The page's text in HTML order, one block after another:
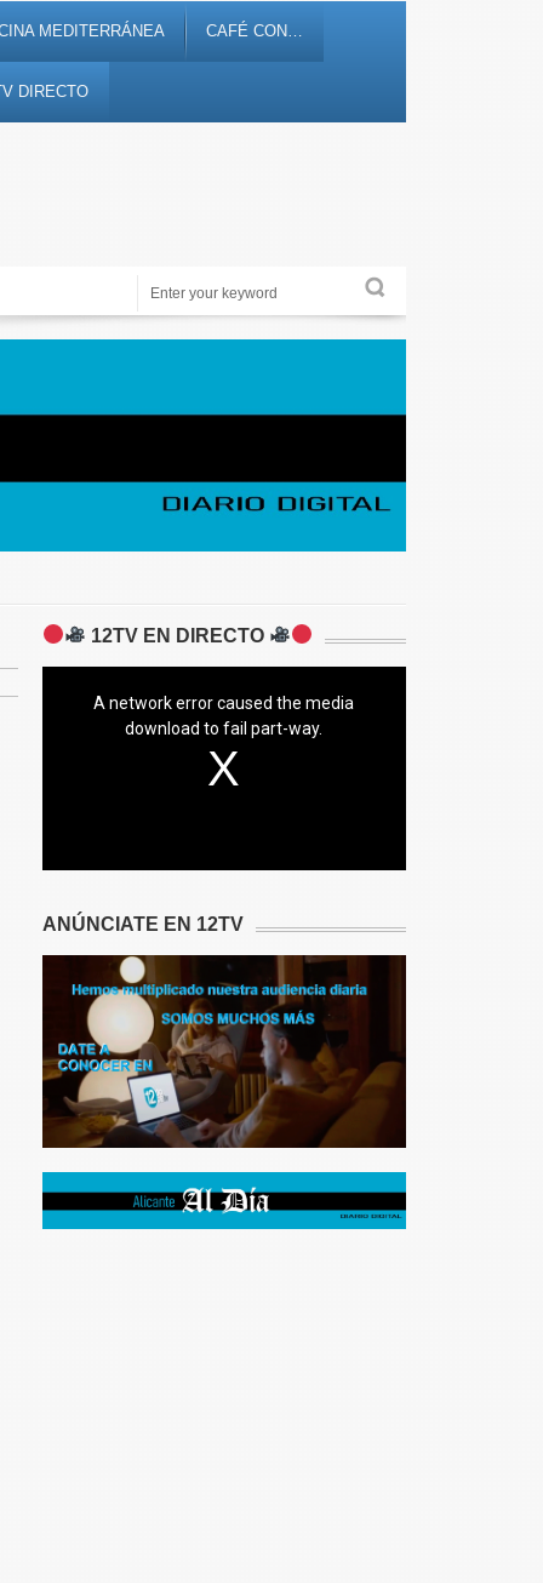
MEDITERRÁNEA CAFÉ CON…
DIRECTO
Noticias, debates, fiestas, cultura, ocio y entretenimiento
12TV EN DIRECTO
A network error caused the media
download to fail part-way.
ANÚNCIATE EN 12TV